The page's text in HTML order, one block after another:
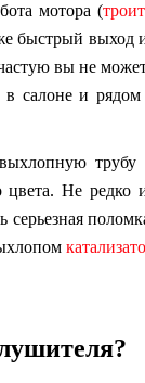
мотора (троит
быстрый выход
вы не
в салоне и рядом
трубу
цвета. Не редко
серьезная